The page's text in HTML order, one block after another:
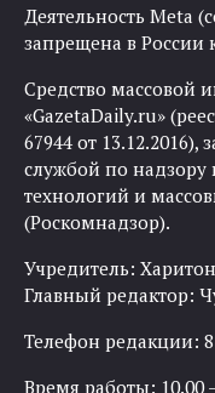
Деятельность Meta
запрещена в России
Средство массовой
«GazetaDaily.ru»
67944 от
службой по
технологий и
(Роскомнадзор).
Учредитель:
Главный редактор:
Телефон редакции: 8
Время работы: 10.00